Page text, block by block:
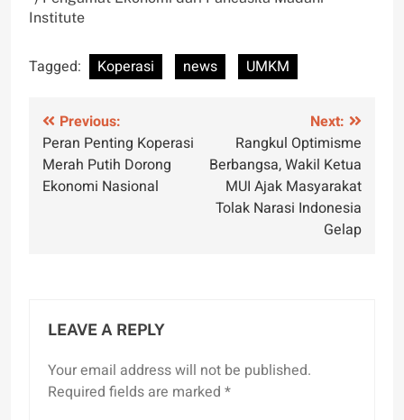
Institute
Tagged: Koperasi news UMKM
Post
navigation
Previous:
Peran Penting Koperasi
Merah Putih Dorong
Ekonomi Nasional
Next:
Rangkul Optimisme
Berbangsa, Wakil Ketua
MUI Ajak Masyarakat
Tolak Narasi Indonesia
Gelap
LEAVE A REPLY
Your email address will not be published.
Required fields are marked *